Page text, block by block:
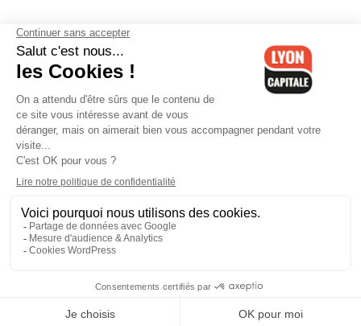
Contactez-nous-Mentions légales-CGV-Politique de
confidentialité-Gestion des cookies
Cedex 06